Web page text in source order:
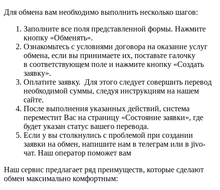
Для обмена вам необходимо выполнить несколько шагов:
Заполните все поля представленной формы. Нажмите
кнопку «Обменять».
Ознакомьтесь с условиями договора на оказание услуг
обмена, если вы принимаете их, поставьте галочку
в соответствующем поле и нажмите кнопку «Создать
заявку».
Оплатите заявку. Для этого следует совершить перевод
необходимой суммы, следуя инструкциям на нашем
сайте.
После выполнения указанных действий, система
переместит Вас на страницу «Состояние заявки», где
будет указан статус вашего перевода.
Если у вы столкнулись с проблемой при создании
заявки на обмен, напишите нам в телеграм или в jivo-
чат. Наш оператор поможет вам
Наш сервис предлагает ряд преимуществ, которые сделают
обмен максимально комфортным: